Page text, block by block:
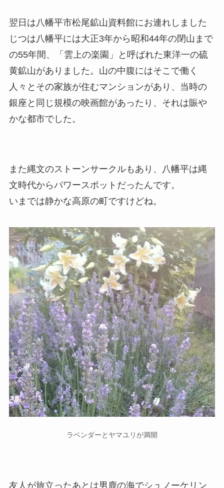
翌日は八幡平市松尾鉱山資料館にお連れしました
じつは八幡平には大正3年から昭和44年の閉山まで
の55年間、「雲上の楽園」と呼ばれた東洋一の硫
黄鉱山がありました。山の中腹にはそこで働く
人々とその家族が住むマンションがあり、当時の
銀座と同じ規模の映画館があったり、それは賑や
かな都市でした。
また縄文のストーンサークルもあり、八幡平は縄
文時代からパワースポットだったんです。
いまでは静かな高原の町ですけどね。
ラベンダーとヤマユリが満開
友人が旅立ったあとは男鹿の海でシュノーケリン